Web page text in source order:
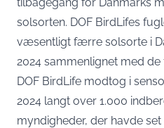
solsorten. DOF BirdLifes
væsentligt færre solsorte i
2024 sammenlignet med de
DOF BirdLife modtog i
2024 langt over 1.000
myndigheder, der havde